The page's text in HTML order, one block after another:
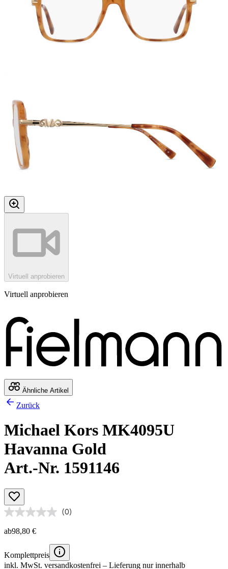
Virtuell anprobieren
Virtuell anprobieren
Ähnliche Artikel
Zurück
Michael Kors MK4095U
Havanna Gold
Art.-Nr. 1591146
(0)
ab98,80 €
Komplettpreis
inkl. MwSt. versandkostenfrei – Lieferung nur innerhalb